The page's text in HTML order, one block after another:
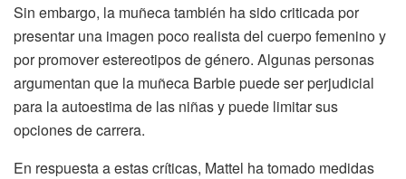
Sin embargo, la muñeca también ha sido criticada por
presentar una imagen poco realista del cuerpo femenino y
por promover estereotipos de género. Algunas personas
argumentan que la muñeca Barbie puede ser perjudicial
para la autoestima de las niñas y puede limitar sus
opciones de carrera.
En respuesta a estas críticas, Mattel ha tomado medidas